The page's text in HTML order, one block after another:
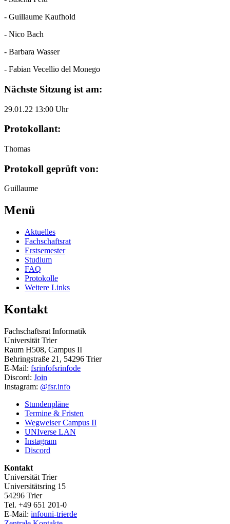
- Guillaume Kaufhold
- Nico Bach
- Barbara Wasser
- Fabian Vecellio del Monego
Nächste Sitzung ist am:
29.01.22 13:00 Uhr
Protokollant:
Thomas
Protokoll geprüft von:
Guillaume
Menü
Aktuelles
Fachschaftsrat
Erstsemester
Studium
FAQ
Protokolle
Weitere Links
Kontakt
Fachschaftsrat Informatik
Universität Trier
Raum H508, Campus II
Behringstraße 21, 54296 Trier
E-Mail: fsrinfofsrinfode
Discord: Join
Instagram: @fsr.info
Stundenpläne
Termine & Fristen
Wegweiser Campus II
UNIverse LAN
Instagram
Discord
Kontakt
Universität Trier
Universitätsring 15
54296 Trier
Tel. +49 651 201-0
E-Mail: infouni-trierde